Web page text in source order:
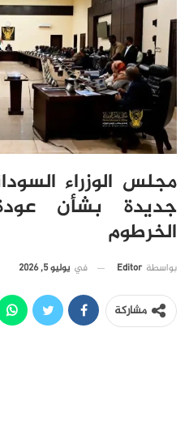
مجلس الوزراء
جديدة بشأن
الخرطوم
بواسطة Editor في يوليو 5, 2026
مشاركة